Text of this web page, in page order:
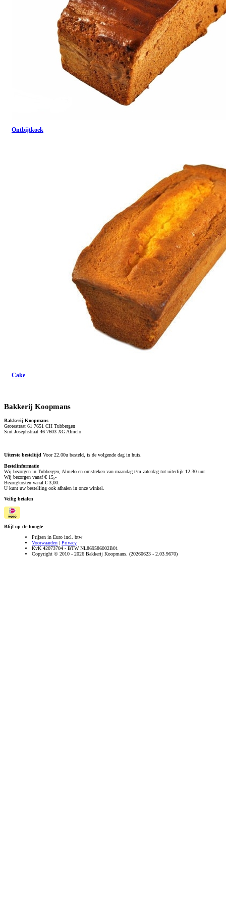
Ontbijtkoek
Cake
Bakkerij Koopmans
Bakkerij Koopmans
Grotestraat 61 7651 CH Tubbergen
Sint Josephstraat 46 7603 XG Almelo
Uiterste besteltijd Voor 22.00u besteld, is de volgende dag in huis.
Bestelinformatie
Wij bezorgen in Tubbergen, Almelo en omstreken van maandag t/m zaterdag tot uiterlijk 12.30 uur.
Wij bezorgen vanaf € 15,-
Bezorgkosten vanaf € 3,00.
U kunt uw bestelling ook afhalen in onze winkel.
Veilig betalen
Blijf op de hoogte
Prijzen in Euro incl. btw
Voorwaarden | Privacy
KvK 42073704 - BTW NL869586002B01
Copyright © 2010 - 2026 Bakkerij Koopmans. (20260623 - 2.03.9670)